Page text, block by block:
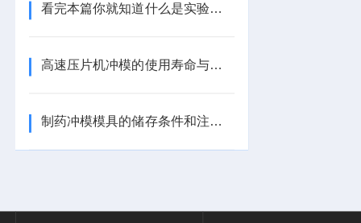
看完本篇你就知道什么是实验室压片机冲模了
高速压片机冲模的使用寿命与更换周期
制药冲模模具的储存条件和注意事项是什么？